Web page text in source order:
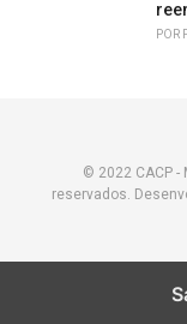
POR
© 2022 CACP
reservados.